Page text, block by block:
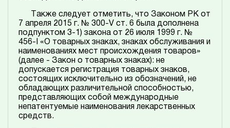
Также следует отметить, что Законом РК от
7 апреля 2015 г. № 300-V ст. 6 была дополнена
подпунктом 3-1) закона от 26 июля 1999 г. №
456-I «О товарных знаках, знаках обслуживания и
наименованиях мест происхождения товаров»
(далее - Закон о товарных знаках): не
допускается регистрация товарных знаков,
состоящих исключительно из обозначений, не
обладающих различительной способностью,
представляющих собой международные
непатентуемые наименования лекарственных
средств.